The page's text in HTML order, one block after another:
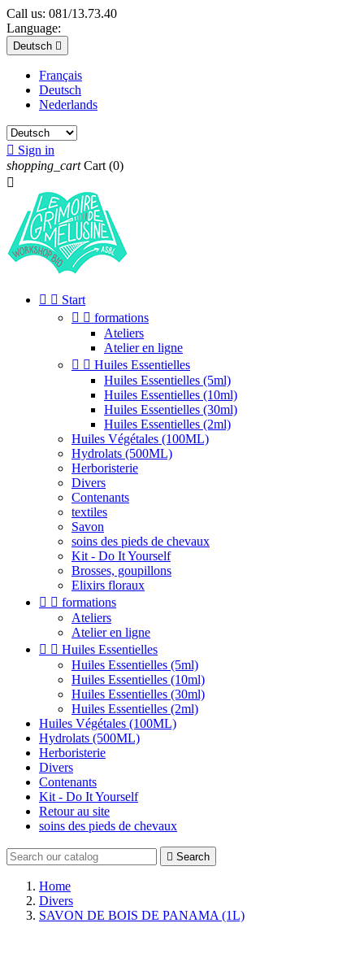
Call us: 081/13.73.40
Language:
Deutsch 
Français
Deutsch
Nederlands
 Sign in
shopping_cart Cart (0)

  Start
  formations
Ateliers
Atelier en ligne
  Huiles Essentielles
Huiles Essentielles (5ml)
Huiles Essentielles (10ml)
Huiles Essentielles (30ml)
Huiles Essentielles (2ml)
Huiles Végétales (100ML)
Hydrolats (500ML)
Herboristerie
Divers
Contenants
textiles
Savon
soins des pieds de chevaux
Kit - Do It Yourself
Brosses, goupillons
Elixirs floraux
  formations
Ateliers
Atelier en ligne
  Huiles Essentielles
Huiles Essentielles (5ml)
Huiles Essentielles (10ml)
Huiles Essentielles (30ml)
Huiles Essentielles (2ml)
Huiles Végétales (100ML)
Hydrolats (500ML)
Herboristerie
Divers
Contenants
Kit - Do It Yourself
Retour au site
soins des pieds de chevaux
 Search
Home
Divers
SAVON DE BOIS DE PANAMA (1L)